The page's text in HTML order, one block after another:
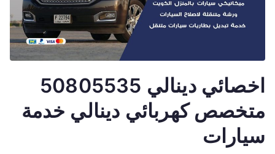
اخصائي دينالي 50805535
متخصص كهربائي دينالي خدمة
سيارات